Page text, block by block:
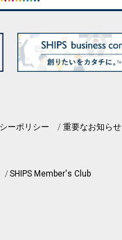
ーポリシー 重要なお知らせ
SHIPS Member's Club